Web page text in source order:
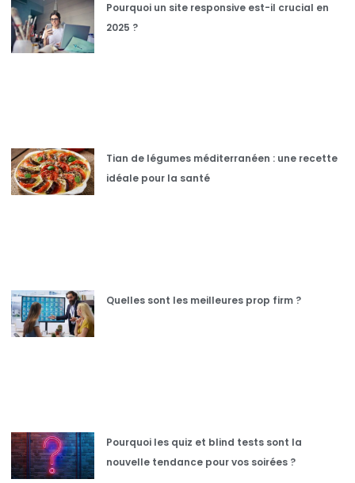
Pourquoi un site responsive est-il crucial en
2025 ?
Tian de légumes méditerranéen : une recette
idéale pour la santé
Quelles sont les meilleures prop firm ?
Pourquoi les quiz et blind tests sont la
nouvelle tendance pour vos soirées ?